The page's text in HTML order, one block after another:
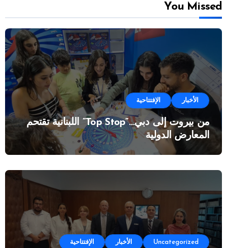
You Missed
الأخبار الإفتتاحية
من بيروت إلى دبي…”Top Stop” اللبنانية تقتحم
المعارض الدولية
Uncategorized الأخبار الإفتتاحية